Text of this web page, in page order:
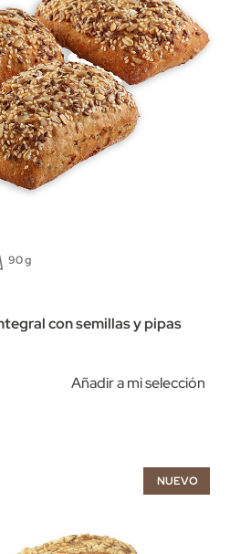
90 g
con semillas y pipas
Añadir a mi selección
NUEVO